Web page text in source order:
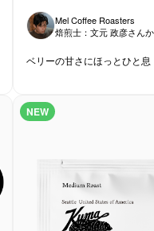
Mel Coffee Roasters
焙煎士： 文元 政彦さん
ベリーの甘さにほっとひと息
NEW